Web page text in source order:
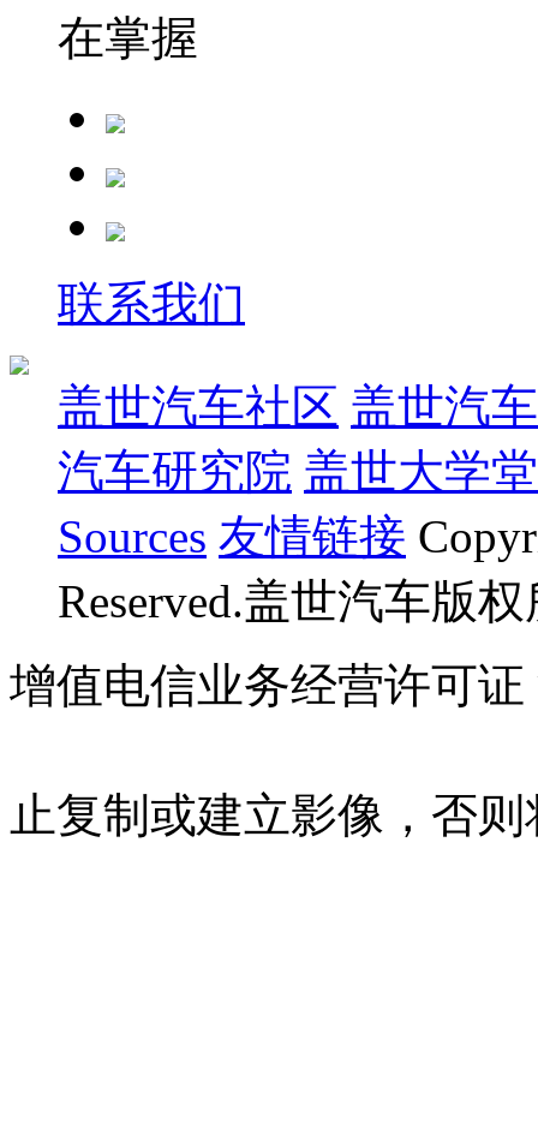
在掌握
联系我们
盖世汽车社区 盖世汽
汽车研究院 盖世大学堂
Sources 友情链接
Reserved.盖世汽车版
增值电信业务经营许可证
止复制或建立影像，否